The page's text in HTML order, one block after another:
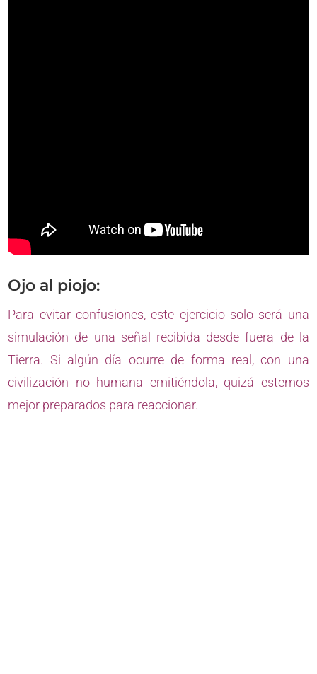
Ojo al piojo:
Para evitar confusiones, este ejercicio solo será una
simulación de una señal recibida desde fuera de la
Tierra. Si algún día ocurre de forma real, con una
civilización no humana emitiéndola, quizá estemos
mejor preparados para reaccionar.